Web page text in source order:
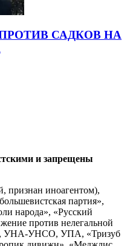
САДКОВ НА
и запрещены
признан иноагентом),
партия»,
народа», «Русский
против нелегальной
УНА-УНСО, УПА, «Тризуб